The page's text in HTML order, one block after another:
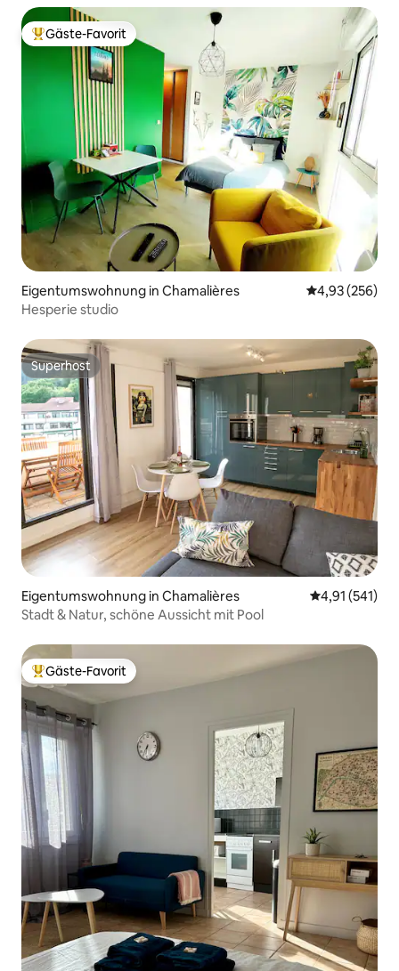
Beliebter Gäste-Favorit.
Gäste-Favorit
Eigentumswohnung in Chamalières
4,93 (256)
Hesperie studio
Superhost
Superhost
Eigentumswohnung in Chamalières
4,91 (541)
Stadt & Natur, schöne Aussicht mit Pool
Beliebter Gäste-Favorit.
Gäste-Favorit